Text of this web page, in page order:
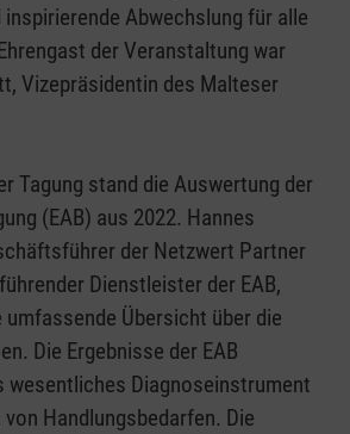
Abwechslung für alle
der Veranstaltung war
Vizepräsidentin des Malteser
Tagung stand die Auswertung der
(EAB) aus 2022. Hannes
der Netzwert Partner
Dienstleister der EAB,
Übersicht über die
Die Ergebnisse der EAB
wesentliches Diagnoseinstrument
Handlungsbedarfen. Die